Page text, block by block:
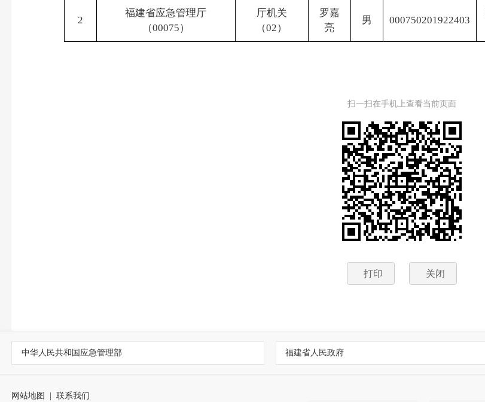
2
福建省应急管理厅
（00075）
厅机关
（02）
罗嘉
亮
男 000750201922403
扫一扫在手机上查看当前页面
打印 关闭
中华人民共和国应急管理部 福建省人民政府
网站地图 联系我们